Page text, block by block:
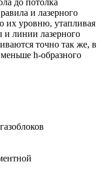
и лазерного
их уровню, утапливая
и линии лазерного
точно так же, в
h-образного